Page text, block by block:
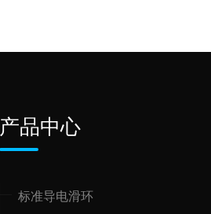
产品中心
标准导电滑环